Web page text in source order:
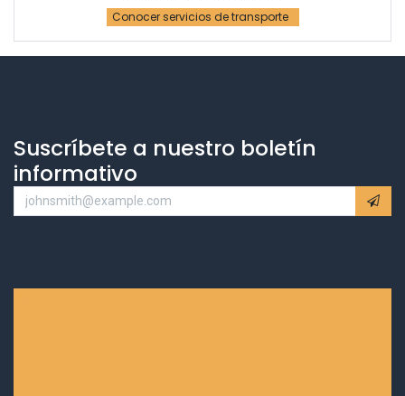
Conocer servicios de transporte
Suscríbete a nuestro boletín
informativo